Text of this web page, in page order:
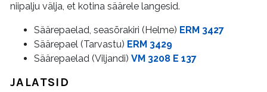
niipalju välja, et kotina säärele langesid.
Säärepaelad, seasõrakiri (Helme) ERM 3427
Säärepael (Tarvastu) ERM 3429
Säärepaelad (Viljandi) VM 3208 E 137
JALATSID